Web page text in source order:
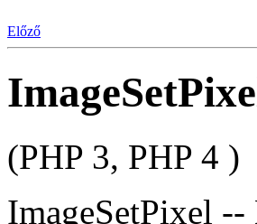
Előző
(PHP 3, PHP 4 )
ImageSetPixel